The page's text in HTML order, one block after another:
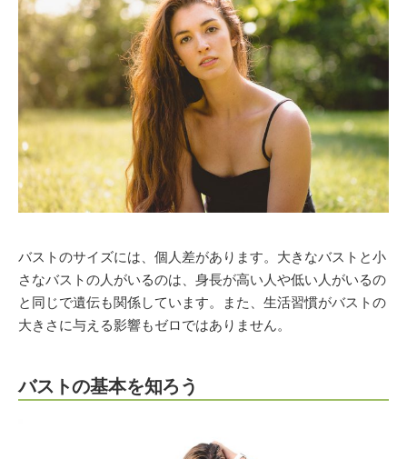
バストのサイズには、個人差があります。大きなバストと小
さなバストの人がいるのは、身長が高い人や低い人がいるの
と同じで遺伝も関係しています。また、生活習慣がバストの
大きさに与える影響もゼロではありません。
バストの基本を知ろう